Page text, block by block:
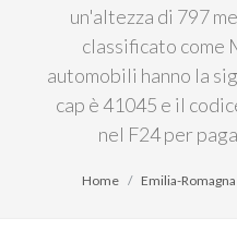
un'altezza di 797
classificato come
automobili hanno la
cap è 41045 e il
nel F24 per
Home Emilia-Romagna